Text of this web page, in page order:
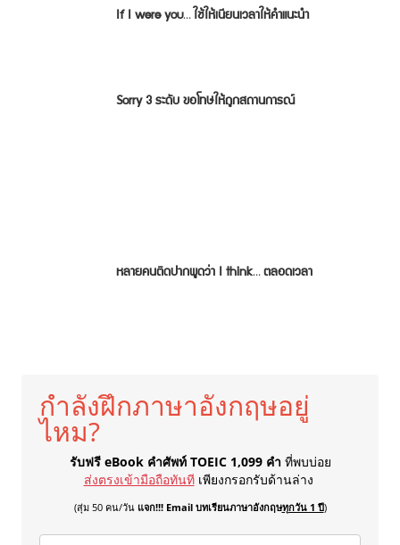
If I were you… ใช้ให้เนียนเวลาให้คำแนะนำ
Sorry 3 ระดับ ขอโทษให้ถูกสถานการณ์
หลายคนติดปากพูดว่า I think… ตลอดเวลา
กำลังฝึกภาษาอังกฤษอยู่
ไหม?
รับฟรี eBook คำศัพท์ TOEIC 1,099 คำ ที่พบบ่อย
ส่งตรงเข้ามือถือทันที เพียงกรอกรับด้านล่าง
(สุ่ม 50 คน/วัน แจก!!! Email บทเรียนภาษาอังกฤษทุกวัน 1 ปี)